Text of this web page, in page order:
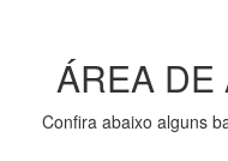
ÁREA DE
Confira abaixo alguns